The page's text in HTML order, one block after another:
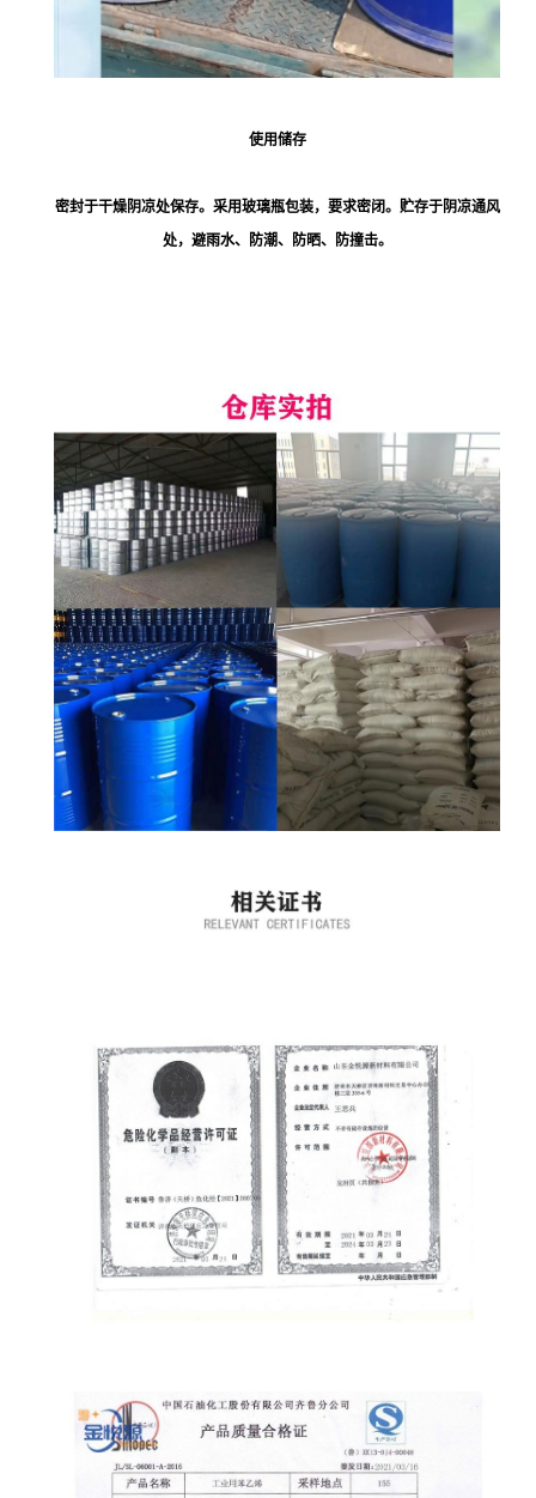
使用储存
密封于干燥阴凉处保存。采用玻璃瓶包装，要求密闭。贮存于阴凉通风
处，避雨水、防潮、防晒、防撞击。